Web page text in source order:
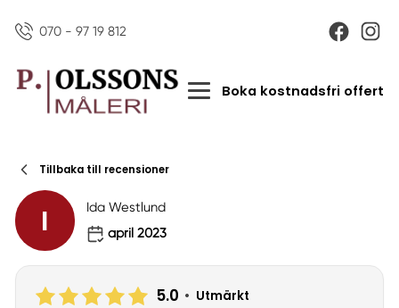
070 - 97 19 812
Boka kostnadsfri offert
Tillbaka till recensioner
I
Ida Westlund
april 2023
5.0 • Utmärkt